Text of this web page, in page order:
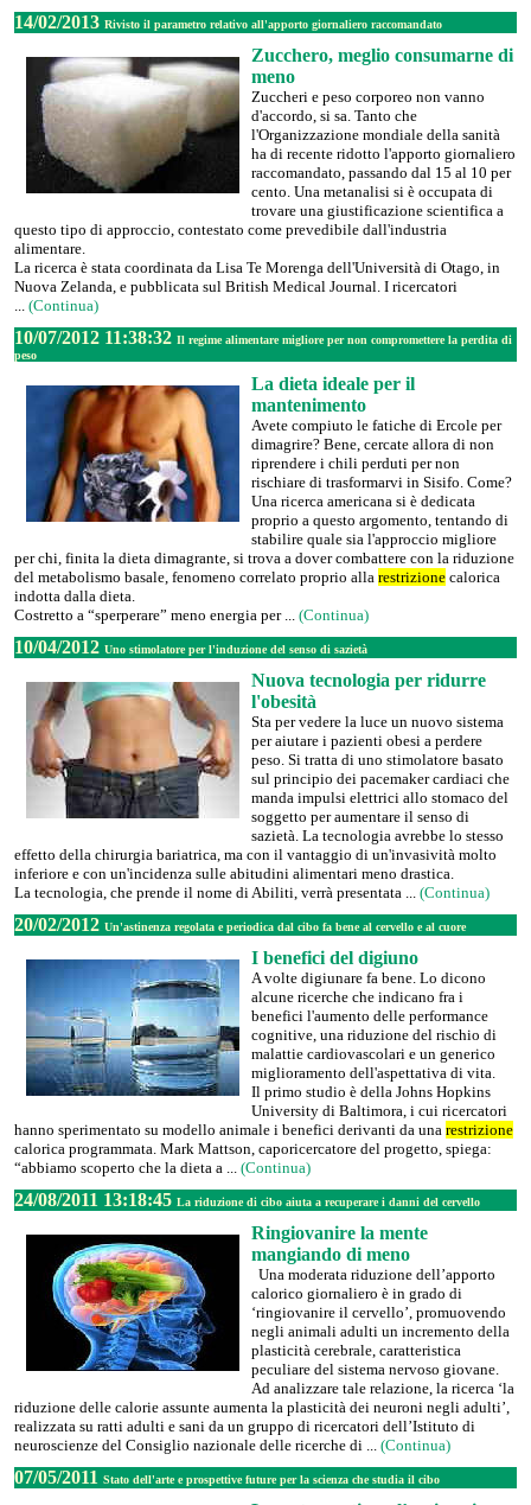
14/02/2013 Rivisto il parametro relativo all'apporto giornaliero raccomandato
Zucchero, meglio consumarne di
meno
Zuccheri e peso corporeo non vanno
d'accordo, si sa. Tanto che
l'Organizzazione mondiale della sanità
ha di recente ridotto l'apporto giornaliero
raccomandato, passando dal 15 al 10 per
cento. Una metanalisi si è occupata di
trovare una giustificazione scientifica a
questo tipo di approccio, contestato come prevedibile dall'industria
alimentare.
La ricerca è stata coordinata da Lisa Te Morenga dell'Università di Otago, in
Nuova Zelanda, e pubblicata sul British Medical Journal. I ricercatori
... (Continua)
10/07/2012 11:38:32 Il regime alimentare migliore per non compromettere la perdita di
peso
La dieta ideale per il
mantenimento
Avete compiuto le fatiche di Ercole per
dimagrire? Bene, cercate allora di non
riprendere i chili perduti per non
rischiare di trasformarvi in Sisifo. Come?
Una ricerca americana si è dedicata
proprio a questo argomento, tentando di
stabilire quale sia l'approccio migliore
per chi, finita la dieta dimagrante, si trova a dover combattere con la riduzione
del metabolismo basale, fenomeno correlato proprio alla restrizione calorica
indotta dalla dieta.
Costretto a “sperperare” meno energia per ... (Continua)
10/04/2012 Uno stimolatore per l'induzione del senso di sazietà
Nuova tecnologia per ridurre
l'obesità
Sta per vedere la luce un nuovo sistema
per aiutare i pazienti obesi a perdere
peso. Si tratta di uno stimolatore basato
sul principio dei pacemaker cardiaci che
manda impulsi elettrici allo stomaco del
soggetto per aumentare il senso di
sazietà. La tecnologia avrebbe lo stesso
effetto della chirurgia bariatrica, ma con il vantaggio di un'invasività molto
inferiore e con un'incidenza sulle abitudini alimentari meno drastica.
La tecnologia, che prende il nome di Abiliti, verrà presentata ... (Continua)
20/02/2012 Un'astinenza regolata e periodica dal cibo fa bene al cervello e al cuore
I benefici del digiuno
A volte digiunare fa bene. Lo dicono
alcune ricerche che indicano fra i
benefici l'aumento delle performance
cognitive, una riduzione del rischio di
malattie cardiovascolari e un generico
miglioramento dell'aspettativa di vita.
Il primo studio è della Johns Hopkins
University di Baltimora, i cui ricercatori
hanno sperimentato su modello animale i benefici derivanti da una restrizione
calorica programmata. Mark Mattson, caporicercatore del progetto, spiega:
“abbiamo scoperto che la dieta a ... (Continua)
24/08/2011 13:18:45 La riduzione di cibo aiuta a recuperare i danni del cervello
Ringiovanire la mente
mangiando di meno
Una moderata riduzione dell’apporto
calorico giornaliero è in grado di
‘ringiovanire il cervello’, promuovendo
negli animali adulti un incremento della
plasticità cerebrale, caratteristica
peculiare del sistema nervoso giovane.
Ad analizzare tale relazione, la ricerca ‘la
riduzione delle calorie assunte aumenta la plasticità dei neuroni negli adulti’,
realizzata su ratti adulti e sani da un gruppo di ricercatori dell’Istituto di
neuroscienze del Consiglio nazionale delle ricerche di ... (Continua)
07/05/2011 Stato dell'arte e prospettive future per la scienza che studia il cibo